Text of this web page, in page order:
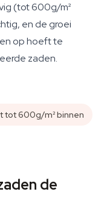
(tot 600g/m²
en de groei
op hoeft te
zaden.
tot 600g/m² binnen
de